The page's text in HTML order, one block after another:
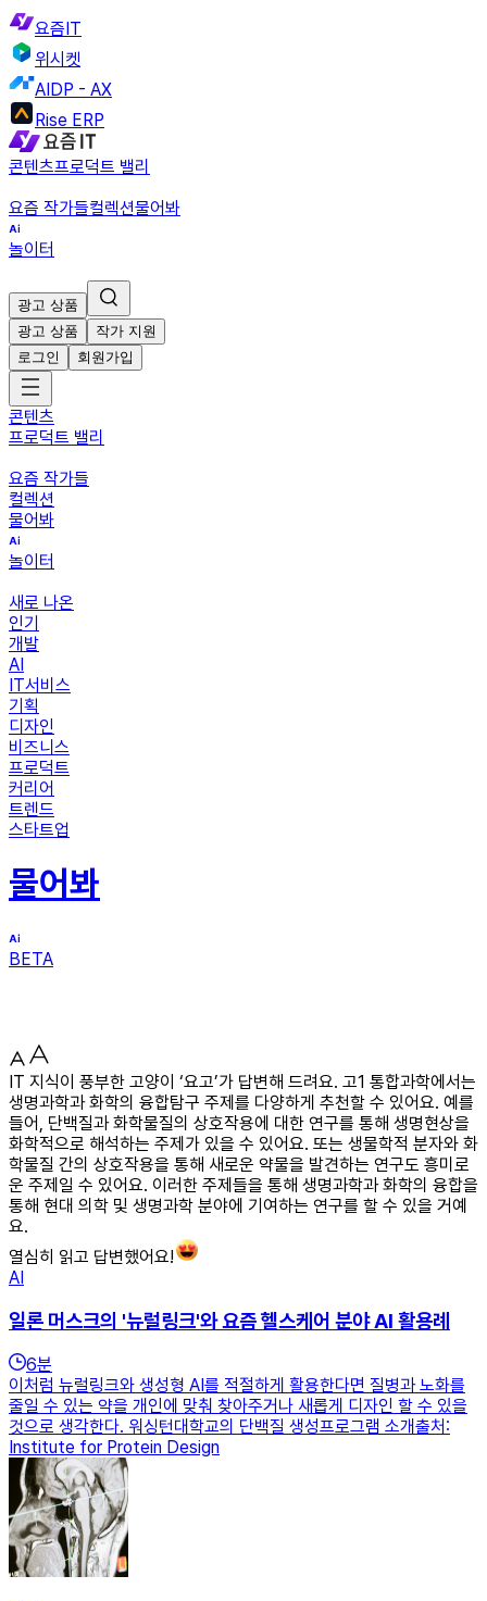
요즘IT
위시켓
AIDP - AX
Rise ERP
콘텐츠프로덕트 밸리
요즘 작가들컬렉션물어봐
놀이터
광고 상품
광고 상품
작가 지원
로그인
회원가입
콘텐츠
프로덕트 밸리
요즘 작가들
컬렉션
물어봐
놀이터
새로 나온
인기
개발
AI
IT서비스
기획
디자인
비즈니스
프로덕트
커리어
트렌드
스타트업
물어봐
BETA
IT 지식이 풍부한 고양이 ‘요고’가 답변해 드려요. 고1 통합과학에서는
생명과학과 화학의 융합탐구 주제를 다양하게 추천할 수 있어요. 예를
들어, 단백질과 화학물질의 상호작용에 대한 연구를 통해 생명현상을
화학적으로 해석하는 주제가 있을 수 있어요. 또는 생물학적 분자와 화
학물질 간의 상호작용을 통해 새로운 약물을 발견하는 연구도 흥미로
운 주제일 수 있어요. 이러한 주제들을 통해 생명과학과 화학의 융합을
통해 현대 의학 및 생명과학 분야에 기여하는 연구를 할 수 있을 거예
요.
열심히 읽고 답변했어요!
AI
일론 머스크의 '뉴럴링크'와 요즘 헬스케어 분야 AI 활용례
6분
이처럼 뉴럴링크와 생성형 AI를 적절하게 활용한다면 질병과 노화를
줄일 수 있는 약을 개인에 맞춰 찾아주거나 새롭게 디자인 할 수 있을
것으로 생각한다. 워싱턴대학교의 단백질 생성프로그램 소개출처:
Institute for Protein Design